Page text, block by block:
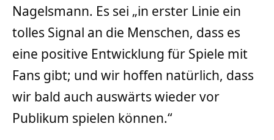
Nagelsmann. Es sei „in erster Linie ein
tolles Signal an die Menschen, dass es
eine positive Entwicklung für Spiele mit
Fans gibt; und wir hoffen natürlich, dass
wir bald auch auswärts wieder vor
Publikum spielen können.“